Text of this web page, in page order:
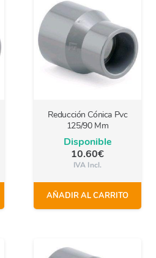
Reducción Cónica Pvc
125/90 Mm
Disponible
10.60€
IVA Incl.
AÑADIR AL CARRITO